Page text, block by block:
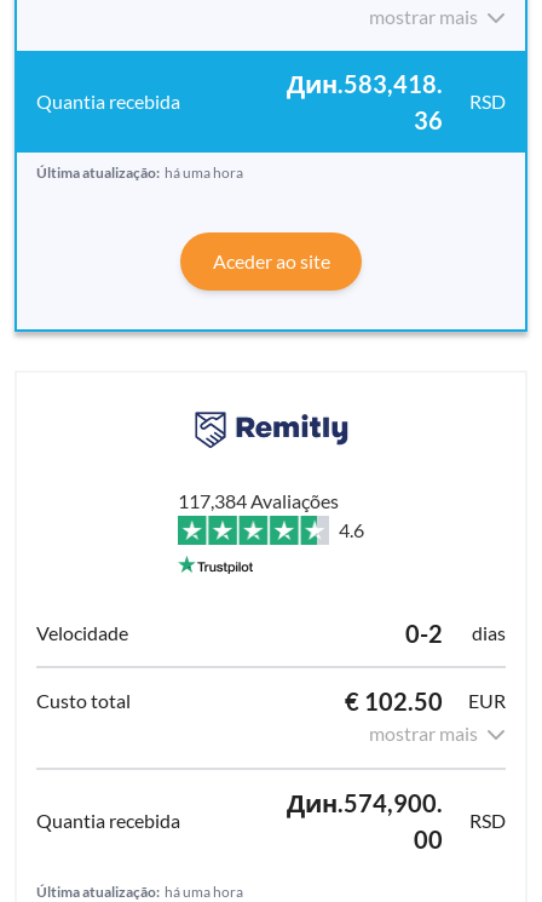
mostrar mais
Дин.583,418.
36
RSD
Última atualização: há uma hora
Aceder ao site
117,384 Avaliações
4.6
0-2 dias
€ 102.50
EUR
mostrar mais
Дин.574,900.
00
RSD
Última atualização: há uma hora